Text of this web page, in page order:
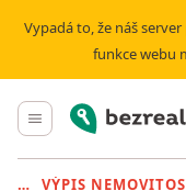
Vypadá to, že náš
funkce webu
Hlavní menu
Bezrealitky
VÝPIS